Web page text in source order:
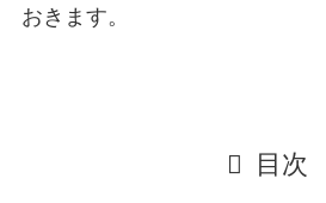
おきます。
目次